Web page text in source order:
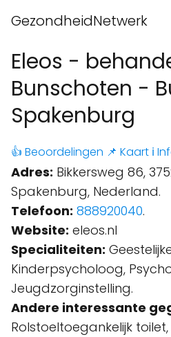
GezondheidNetwerk
Eleos -
Bunschoten -
Spakenburg
👍 Beoordelingen 📌 Kaart ℹ️
Adres: Bikkersweg 86,
Spakenburg, Nederland.
Telefoon: 888920040.
Website: eleos.nl
Specialiteiten:
Kinderpsycholoog,
Jeugdzorginstelling.
Andere interessante
Rolstoeltoegankelijk toilet,